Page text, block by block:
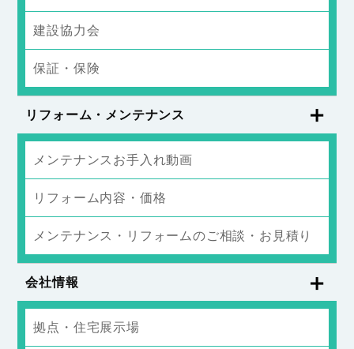
建設協力会
保証・保険
リフォーム・メンテナンス
メンテナンスお手入れ動画
リフォーム内容・価格
メンテナンス・リフォームのご相談・お見積り
会社情報
拠点・住宅展示場